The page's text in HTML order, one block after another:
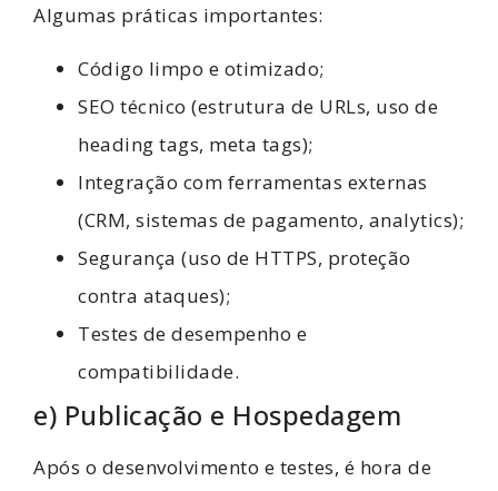
Algumas práticas importantes:
Código limpo e otimizado;
SEO técnico (estrutura de URLs, uso de
heading tags, meta tags);
Integração com ferramentas externas
(CRM, sistemas de pagamento, analytics);
Segurança (uso de HTTPS, proteção
contra ataques);
Testes de desempenho e
compatibilidade.
e) Publicação e Hospedagem
Após o desenvolvimento e testes, é hora de